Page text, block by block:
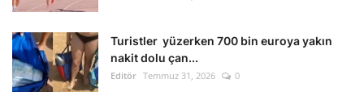
Kültür Sanat Tarih
Sağlık
Ekonomi
Turistler yüzerken 700 bin euroya yakın
nakit dolu çan...
Editör Temmuz 31, 2026 0